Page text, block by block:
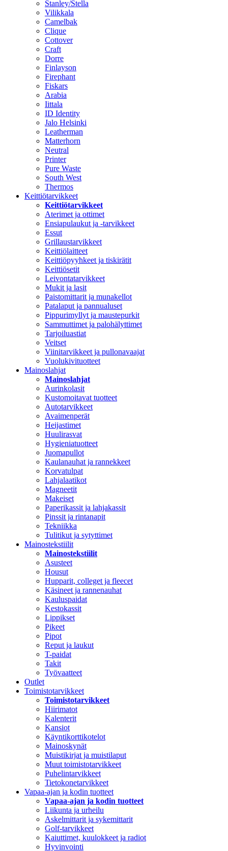
Stanley/Stella
Vilikkala
Camelbak
Clique
Cottover
Craft
Dorre
Finlayson
Firephant
Fiskars
Arabia
Iittala
ID Identity
Jalo Helsinki
Leatherman
Matterhorn
Neutral
Printer
Pure Waste
South West
Thermos
Keittiötarvikkeet
Keittiötarvikkeet
Aterimet ja ottimet
Ensiapulaukut ja -tarvikkeet
Essut
Grillaustarvikkeet
Keittiölaitteet
Keittiöpyyhkeet ja tiskirätit
Keittiösetit
Leivontatarvikkeet
Mukit ja lasit
Paistomittarit ja munakellot
Patalaput ja pannualuset
Pippurimyllyt ja maustepurkit
Sammuttimet ja palohälyttimet
Tarjoiluastiat
Veitset
Viinitarvikkeet ja pullonavaajat
Vuolukivituotteet
Mainoslahjat
Mainoslahjat
Aurinkolasit
Kustomoitavat tuotteet
Autotarvikkeet
Avaimenperät
Heijastimet
Huulirasvat
Hygieniatuotteet
Juomapullot
Kaulanauhat ja rannekkeet
Korvatulpat
Lahjalaatikot
Magneetit
Makeiset
Paperikassit ja lahjakassit
Pinssit ja rintanapit
Tekniikka
Tulitikut ja sytyttimet
Mainostekstiilit
Mainostekstiilit
Asusteet
Housut
Hupparit, colleget ja fleecet
Käsineet ja rannenauhat
Kauluspaidat
Kestokassit
Lippikset
Pikeet
Pipot
Reput ja laukut
T-paidat
Takit
Työvaatteet
Outlet
Toimistotarvikkeet
Toimistotarvikkeet
Hiirimatot
Kalenterit
Kansiot
Käyntikorttikotelot
Mainoskynät
Muistikirjat ja muistilaput
Muut toimistotarvikkeet
Puhelintarvikkeet
Tietokonetarvikkeet
Vapaa-ajan ja kodin tuotteet
Vapaa-ajan ja kodin tuotteet
Liikunta ja urheilu
Askelmittarit ja sykemittarit
Golf-tarvikkeet
Kaiuttimet, kuulokkeet ja radiot
Hyvinvointi